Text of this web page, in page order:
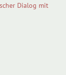
Dialog mit